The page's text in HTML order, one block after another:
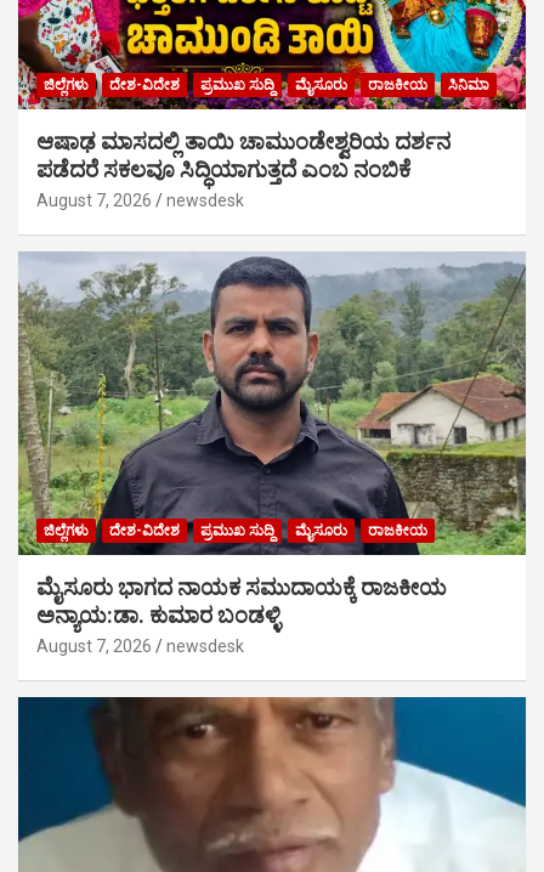
ಜಿಲ್ಲೆಗಳು ದೇಶ-ವಿದೇಶ ಪ್ರಮುಖ ಸುದ್ದಿ ಮೈಸೂರು ರಾಜಕೀಯ ಸಿನಿಮಾ
ಆಷಾಢ ಮಾಸದಲ್ಲಿ ತಾಯಿ ಚಾಮುಂಡೇಶ್ವರಿಯ ದರ್ಶನ
ಪಡೆದರೆ ಸಕಲವೂ ಸಿದ್ಧಿಯಾಗುತ್ತದೆ ಎಂಬ ನಂಬಿಕೆ
August 7, 2026 newsdesk
ಜಿಲ್ಲೆಗಳು ದೇಶ-ವಿದೇಶ ಪ್ರಮುಖ ಸುದ್ದಿ ಮೈಸೂರು ರಾಜಕೀಯ
ಮೈಸೂರು ಭಾಗದ ನಾಯಕ ಸಮುದಾಯಕ್ಕೆ ರಾಜಕೀಯ
ಅನ್ಯಾಯ:ಡಾ. ಕುಮಾರ ಬಂಡಳ್ಳಿ
August 7, 2026 newsdesk